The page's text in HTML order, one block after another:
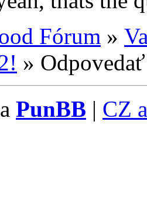
Fórum »
» Odpovedať
PunBB | CZ